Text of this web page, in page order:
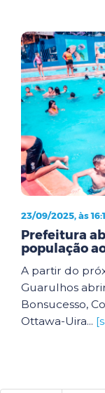
23/09/2025, às
Prefeitura
população
A partir do
Guarulhos
Bonsucesso,
Ottawa-Uira...